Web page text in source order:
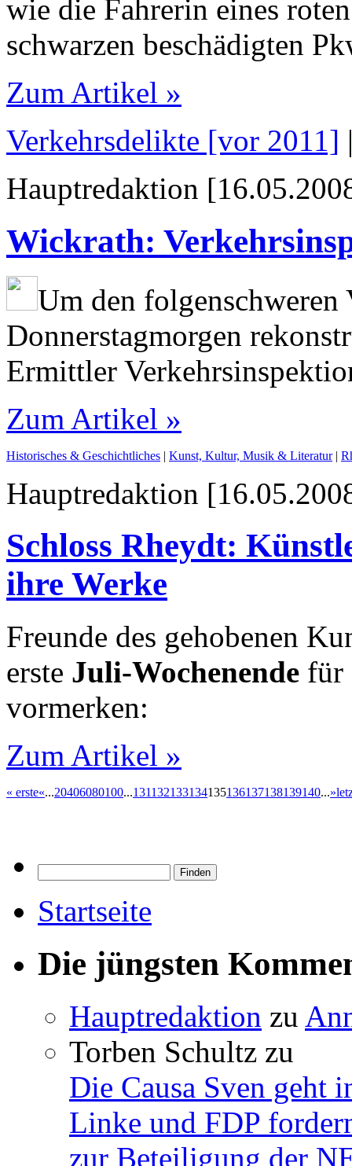
wie die Fahrerin eines
schwarzen beschädigten
Zum Artikel »
Verkehrsdelikte [vor 2011]
Hauptredaktion
Wickrath:
Um den folgenschweren
Donnerstagmorgen
Ermittler
Zum Artikel »
Historisches & Geschichtliches | Kunst, Kultur, Musik & Literatur|
Hauptredaktion
Schloss Rheydt:
ihre Werke
Freunde des gehobenen
erste Juli-Wochenende für
vormerken:
Zum Artikel »
« erste«...20406080100...131132133134135136137138139140...»
Startseite
Die jüngsten
Hauptredaktion zu
Torben Schultz zu
Die Causa Sven geht
Linke und FDP
zur Beteiligung der